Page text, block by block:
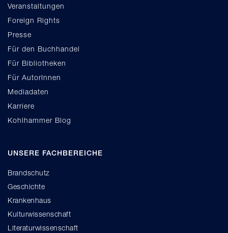
Veranstaltungen
Foreign Rights
Presse
Für den Buchhandel
Für Bibliotheken
Für AutorInnen
Mediadaten
Karriere
Kohlhammer Blog
UNSERE FACHBEREICHE
Brandschutz
Geschichte
Krankenhaus
Kulturwissenschaft
Literaturwissenschaft